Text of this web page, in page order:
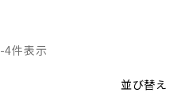
並び替え
-4件表示